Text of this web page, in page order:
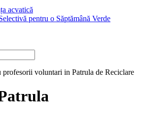
acvatică
pentru o Săptămână Verde